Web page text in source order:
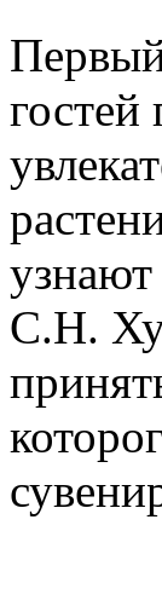
узнают
С.Н.